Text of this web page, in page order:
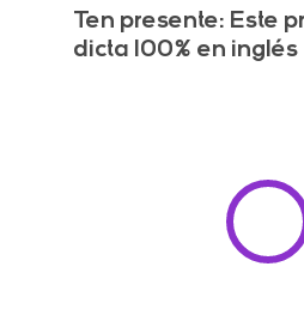
Ten presente: Este
dicta 100% en inglés